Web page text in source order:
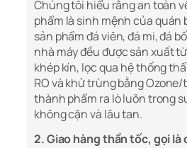
Chúng tôi hiểu rằng an toàn
phẩm là sinh mệnh của quán
sản phẩm đá viên, đá mi, đá
nhà máy đều được sản xuất
khép kín, lọc qua hệ thống
RO và khử trùng bằng
thành phẩm ra lò luôn trong
không cặn và lâu tan.
2. Giao hàng thần tốc, gọi là